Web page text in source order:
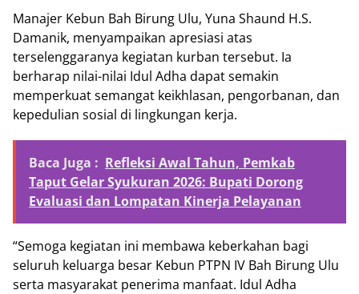
Manajer Kebun Bah Birung Ulu, Yuna Shaund H.S.
Damanik, menyampaikan apresiasi atas
terselenggaranya kegiatan kurban tersebut. Ia
berharap nilai-nilai Idul Adha dapat semakin
memperkuat semangat keikhlasan, pengorbanan, dan
kepedulian sosial di lingkungan kerja.
Baca Juga : Refleksi Awal Tahun, Pemkab
Taput Gelar Syukuran 2026: Bupati Dorong
Evaluasi dan Lompatan Kinerja Pelayanan
“Semoga kegiatan ini membawa keberkahan bagi
seluruh keluarga besar Kebun PTPN IV Bah Birung Ulu
serta masyarakat penerima manfaat. Idul Adha